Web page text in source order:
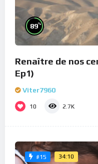
89%
Renaître de nos
Ep1)
Viter7960
10 2.7K
#15 34:10